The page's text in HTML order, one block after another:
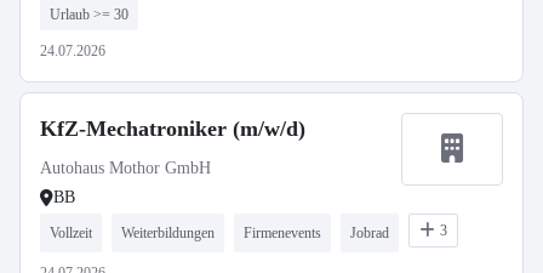
Urlaub >= 30
24.07.2026
KfZ-Mechatroniker (m/w/d)
Autohaus Mothor GmbH
BB
Vollzeit Weiterbildungen Firmenevents Jobrad 3